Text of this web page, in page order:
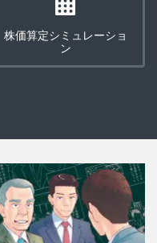
株価算定シミュレーショ
ン